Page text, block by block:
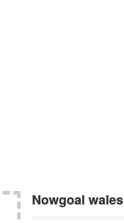
Nowgoal wales